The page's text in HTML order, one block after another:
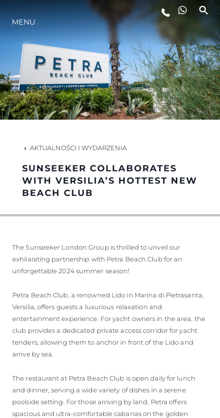
STYL ŻYCIA
INNOWACJA
PRZEDSIĘBIORSTWO
ZESPÓŁ
TRADYCJA
WYCEŃ SWOJĄ ŁÓDŹ
MENU
AKTUALNOŚCI I WYDARZENIA
SUNSEEKER COLLABORATES
WITH VERSILIA’S HOTTEST NEW
BEACH CLUB
The Sunseeker London Group is thrilled to unveil our
exhilarating partnership with Petra Beach Club for an
unforgettable 2024 summer season!
Petra Beach Club, a renowned Lido in Marina di Pietrasanta,
Versilia, offers guests a luxurious relaxation and
entertainment experience. For yacht owners in the area, the
club provides a dedicated private access corridor for yacht
tenders, allowing them to anchor in front of the Lido and
arrive by sea.
The restaurant at Petra Beach Club is open daily for lunch
and dinner, serving a wide variety of dishes in a serene
poolside setting. For those arriving by land, Petra offers
spacious and ultra-comfortable cabanas on the golden